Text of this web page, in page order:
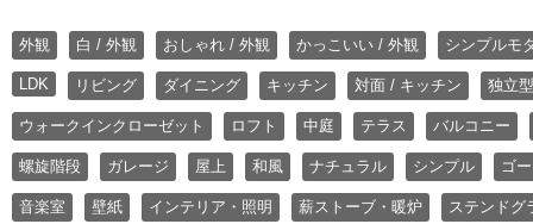
外観 白 / 外観 おしゃれ / 外観 かっこいい / 外観 シンプルモ
LDK リビング ダイニング キッチン 対面 / キッチン 独立
ウォークインクローゼット ロフト 中庭 テラス バルコニー
螺旋階段 ガレージ 屋上 和風 ナチュラル シンプル ゴ
音楽室 壁紙 インテリア・照明 薪ストーブ・暖炉 ステンドグ